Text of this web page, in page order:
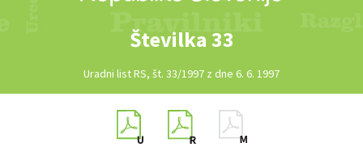
Številka 33
Uradni list RS, št. 33/1997 z dne 6. 6. 1997